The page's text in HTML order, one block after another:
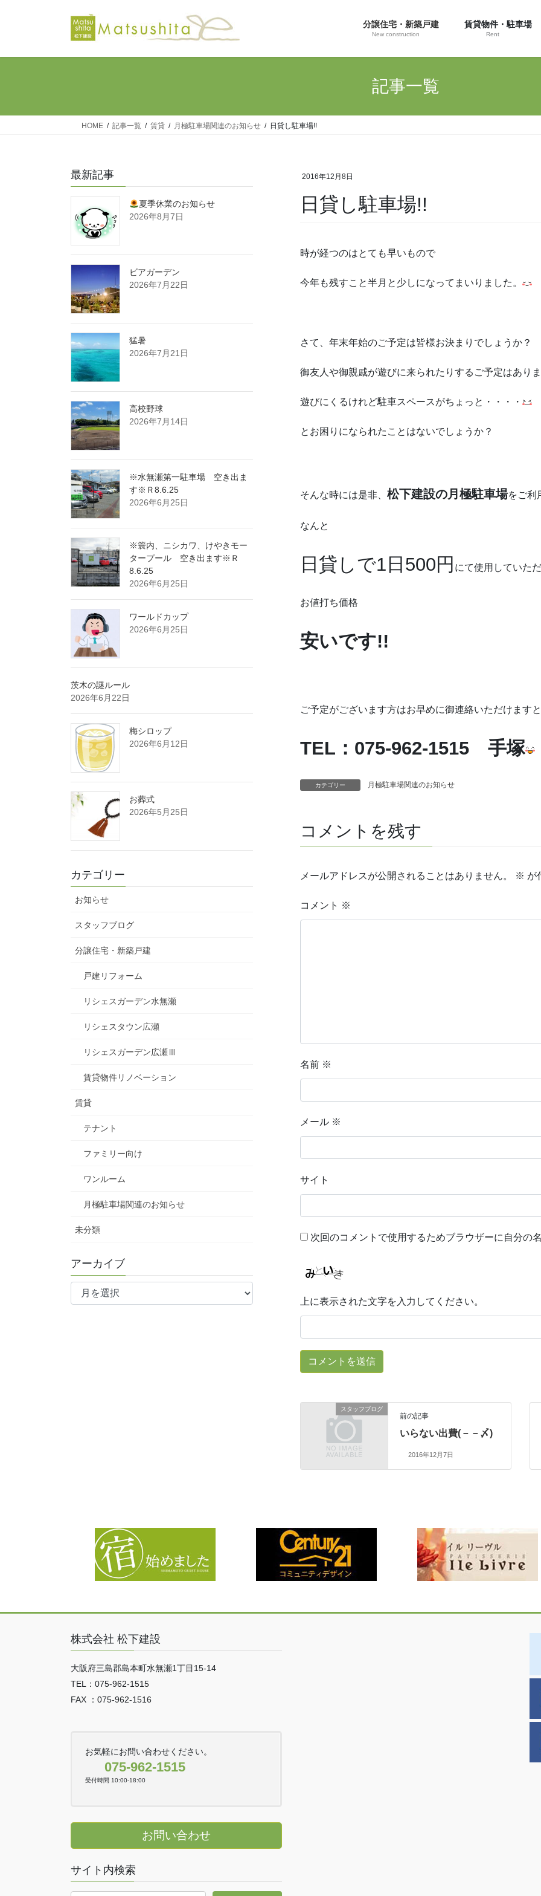
分譲住宅・新築戸建
New construction
賃貸物件・駐車場
Rent
記事一覧
HOME 記事一覧 賃貸 月極駐車場関連のお知らせ 日貸し駐車場!!
2016年12月8日
日貸し駐車場!!
時が経つのはとても早いもので
今年も残すこと半月と少しになってまいりました。
さて、年末年始のご予定は皆様お決まりでしょうか？
御友人や御親戚が遊びに来られたりするご予定はあり
遊びにくるけれど駐車スペースがちょっと・・・・
とお困りになられたことはないでしょうか？
そんな時には是非、 松下建設の月極駐車場をご利
なんと
日貸しで1日500円 にて使用していただ
お値打ち価格
安いです!!
ご予定がございます方はお早めに御連絡いただけます
TEL：075-962-1515 手塚
カテゴリー 月極駐車場関連のお知らせ
コメントを残す
メールアドレスが公開されることはありません。 ※ が
コメント ※
名前 ※
メール ※
サイト
次回のコメントで使用するためブラウザーに自分の
上に表示された文字を入力してください。
スタッフブログ
前の記事
いらない出費(－－〆)
2016年12月7日
最新記事
夏季休業のお知らせ
2026年8月7日
ビアガーデン
2026年7月22日
猛暑
2026年7月21日
高校野球
2026年7月14日
※水無瀬第一駐車場 空き出ま
す※Ｒ8.6.25
2026年6月25日
※簑内、ニシカワ、けやきモー
タープール 空き出ます※Ｒ
8.6.25
2026年6月25日
ワールドカップ
2026年6月25日
茨木の謎ルール
2026年6月22日
梅シロップ
2026年6月12日
お葬式
2026年5月25日
カテゴリー
お知らせ
スタッフブログ
分譲住宅・新築戸建
戸建リフォーム
リシェスガーデン水無瀬
リシェスタウン広瀬
リシェスガーデン広瀬Ⅲ
賃貸物件リノベーション
賃貸
テナント
ファミリー向け
ワンルーム
月極駐車場関連のお知らせ
未分類
アーカイブ
ア
株式会社 松下建設
大阪府三島郡島本町水無瀬1丁目15-14
TEL：075-962-1515
FAX ：075-962-1516
お気軽にお問い合わせください。
075-962-1515
受付時間 10:00-18:00
お問い合わせ
サイト内検索